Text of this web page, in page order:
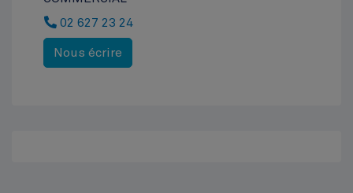
02 627 23 24
Nous écrire